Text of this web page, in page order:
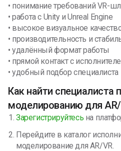
• понимание требований VR-
• работа с Unity и Unreal Engine
• высокое визуальное
• производительность и
• удалённый формат работы
• прямой контакт с
• удобный подбор специалиста
Как найти специалиста
моделированию для
Зарегистрируйтесь на
Перейдите в каталог
моделирование для AR/VR.